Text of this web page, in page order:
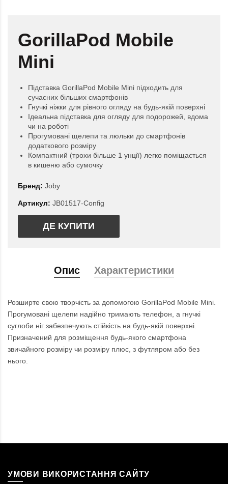
GorillaPod Mobile
Mini
Підставка GorillaPod Mobile Mini підходить для
сучасних більших смартфонів
Гнучкі ніжки для рівного огляду на будь-якій поверхні
Ідеальна підставка для огляду для подорожей, вдома
чи на роботі
Прогумовані щелепи та люльки до смартфонів
додаткового розміру
Компактний (трохи більше 1 унції) легко поміщається
в кишеню або сумочку
Бренд: Joby
Артикул: JB01517-Config
ДЕ КУПИТИ
Опис Характеристики
Розширте свою творчість за допомогою GorillaPod Mobile Mini.
Прогумовані щелепи надійно тримають телефон, а гнучкі
суглоби ніг забезпечують стійкість на будь-якій поверхні.
Призначений для розміщення будь-якого смартфона
звичайного розміру чи розміру плюс, з футляром або без
нього.
УМОВИ ВИКОРИСТАННЯ САЙТУ